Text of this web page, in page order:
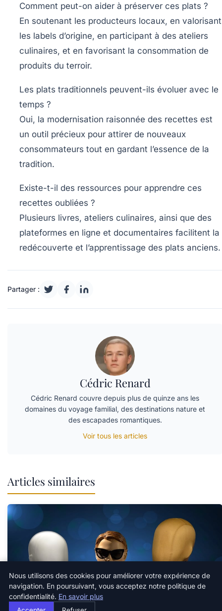
Comment peut-on aider à préserver ces plats ?
En soutenant les producteurs locaux, en valorisant
les labels d’origine, en participant à des ateliers
culinaires, et en favorisant la consommation de
produits du terroir.
Les plats traditionnels peuvent-ils évoluer avec le
temps ?
Oui, la modernisation raisonnée des recettes est
un outil précieux pour attirer de nouveaux
consommateurs tout en gardant l’essence de la
tradition.
Existe-t-il des ressources pour apprendre ces
recettes oubliées ?
Plusieurs livres, ateliers culinaires, ainsi que des
plateformes en ligne et documentaires facilitent la
redécouverte et l’apprentissage des plats anciens.
Partager :
Cédric Renard
Cédric Renard couvre depuis plus de quinze ans les
domaines du voyage familial, des destinations nature et
des escapades romantiques.
Voir tous les articles
Articles similaires
Nous utilisons des cookies pour améliorer votre expérience de
navigation. En poursuivant, vous acceptez notre politique de
confidentialité. En savoir plus